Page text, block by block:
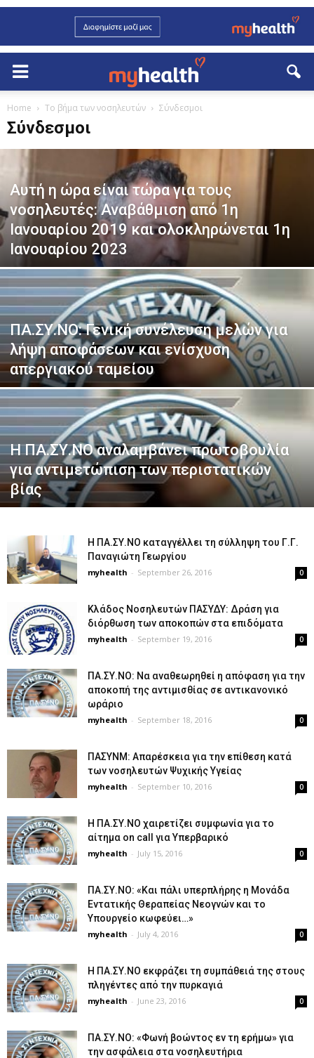
Home Το βήμα των νοσηλευτών Σύνδεσμοι
Σύνδεσμοι
Αυτή η ώρα είναι τώρα για τους
νοσηλευτές: Αναβάθμιση από 1η
Ιανουαρίου 2019 και ολοκληρώνεται 1η
Ιανουαρίου 2023
ΠΑ.ΣΥ.ΝΟ: Γενική συνέλευση μελών για
λήψη αποφάσεων και ενίσχυση
απεργιακού ταμείου
Η ΠΑ.ΣΥ.ΝΟ αναλαμβάνει πρωτοβουλία
για αντιμετώπιση των περιστατικών
βίας
Η ΠΑ.ΣΥ.ΝΟ καταγγέλλει τη σύλληψη του Γ.Γ.
Παναγιώτη Γεωργίου
myhealth - September 26, 2016 0
Κλάδος Νοσηλευτών ΠΑΣΥΔΥ: Δράση για
διόρθωση των αποκοπών στα επιδόματα
myhealth - September 19, 2016 0
ΠΑ.ΣΥ.ΝΟ: Να αναθεωρηθεί η απόφαση για την
αποκοπή της αντιμισθίας σε αντικανονικό
ωράριο
myhealth - September 18, 2016 0
ΠΑΣΥΝΜ: Απαρέσκεια για την επίθεση κατά
των νοσηλευτών Ψυχικής Υγείας
myhealth - September 10, 2016 0
Η ΠΑ.ΣΥ.ΝΟ χαιρετίζει συμφωνία για το
αίτημα on call για Υπερβαρικό
myhealth - July 15, 2016 0
ΠΑ.ΣΥ.ΝΟ: «Και πάλι υπερπλήρης η Μονάδα
Εντατικής Θεραπείας Νεογνών και το
Υπουργείο κωφεύει…»
myhealth - July 4, 2016 0
Η ΠΑ.ΣΥ.ΝΟ εκφράζει τη συμπάθειά της στους
πληγέντες από την πυρκαγιά
myhealth - June 23, 2016 0
ΠΑ.ΣΥ.ΝΟ: «Φωνή βοώντος εν τη ερήμω» για
την ασφάλεια στα νοσηλευτήρια